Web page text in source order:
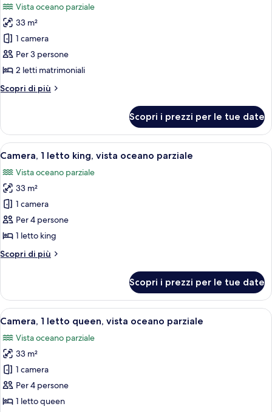
parziale
foto
per
Camera,
2
letti
matrimoniali,
accessibile
disabili,
vista
oceano
parziale
Vista oceano parziale
33 m²
1 camera
Per 3 persone
2 letti matrimoniali
Scopri di più
Altri
2
letti
matrimoniali,
ai
disabili,
vista
oceano
parziale
Scopri i prezzi per le tue date
Apri
tutte
le
foto
per
Camera,
1
king,
parziale
Una camera d'albergo con un letto
6
Camera, 1 letto king, vista oceano parziale
Vista oceano parziale
33 m²
1 camera
Per 4 persone
1 letto king
Scopri di più
Altri
1
letto
king,
oceano
parziale
Scopri i prezzi per le tue date
Apri
tutte
le
foto
per
Camera,
1
Camera d'albergo con un letto
6
Camera, 1 letto queen, vista oceano parziale
Vista oceano parziale
33 m²
1 camera
Per 4 persone
1 letto queen